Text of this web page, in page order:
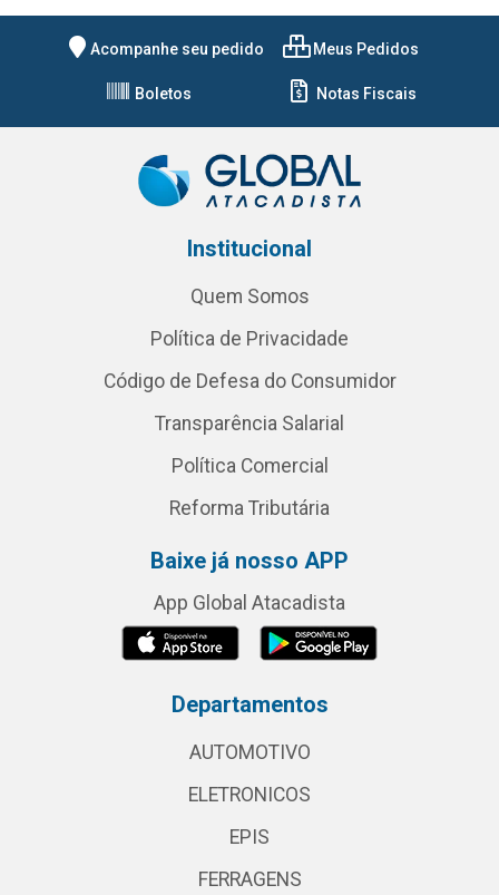
Acompanhe seu pedido Meus Pedidos
Boletos Notas Fiscais
Institucional
Quem Somos
Política de Privacidade
Código de Defesa do Consumidor
Transparência Salarial
Política Comercial
Reforma Tributária
Baixe já nosso APP
App Global Atacadista
Departamentos
AUTOMOTIVO
ELETRONICOS
EPIS
FERRAGENS